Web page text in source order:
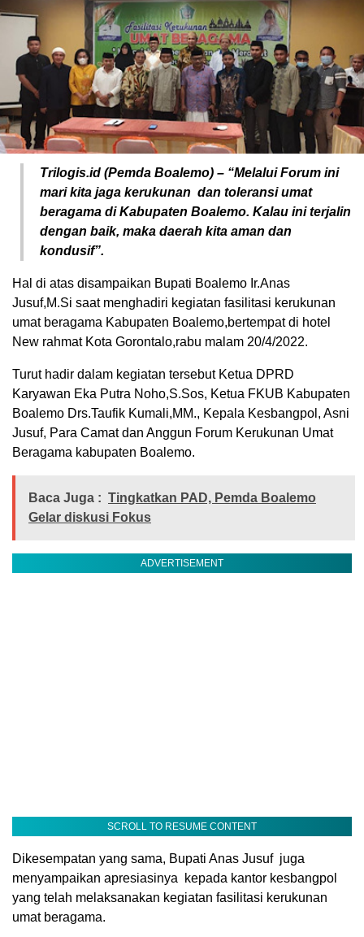
Trilogis.id (Pemda Boalemo) – “Melalui Forum ini
mari kita jaga kerukunan dan toleransi umat
beragama di Kabupaten Boalemo. Kalau ini terjalin
dengan baik, maka daerah kita aman dan
kondusif”.
Hal di atas disampaikan Bupati Boalemo Ir.Anas
Jusuf,M.Si saat menghadiri kegiatan fasilitasi kerukunan
umat beragama Kabupaten Boalemo,bertempat di hotel
New rahmat Kota Gorontalo,rabu malam 20/4/2022.
Turut hadir dalam kegiatan tersebut Ketua DPRD
Karyawan Eka Putra Noho,S.Sos, Ketua FKUB Kabupaten
Boalemo Drs.Taufik Kumali,MM., Kepala Kesbangpol, Asni
Jusuf, Para Camat dan Anggun Forum Kerukunan Umat
Beragama kabupaten Boalemo.
Baca Juga : Tingkatkan PAD, Pemda Boalemo
Gelar diskusi Fokus
ADVERTISEMENT
SCROLL TO RESUME CONTENT
Dikesempatan yang sama, Bupati Anas Jusuf juga
menyampaikan apresiasinya
kepada kantor kesbangpol
yang telah melaksanakan kegiatan fasilitasi kerukunan
umat beragama.